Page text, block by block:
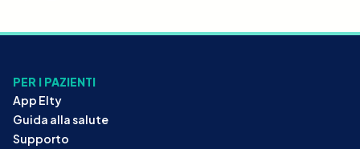
PER I PAZIENTI
App Elty
Guida alla salute
Supporto